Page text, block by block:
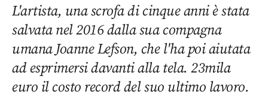
L'artista, una scrofa di cinque anni è stata
salvata nel 2016 dalla sua compagna
umana Joanne Lefson, che l'ha poi aiutata
ad esprimersi davanti alla tela. 23mila
euro il costo record del suo ultimo lavoro.